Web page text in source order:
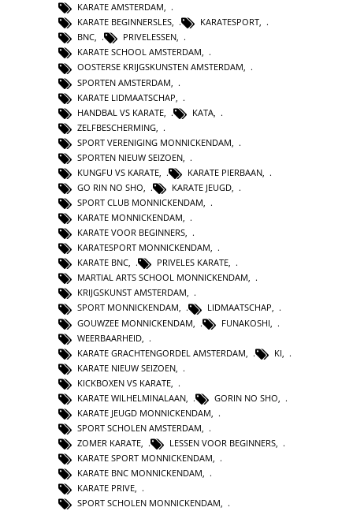
KARATE AMSTERDAM,
KARATE BEGINNERSLES, KARATESPORT,
BNC, PRIVELESSEN,
KARATE SCHOOL AMSTERDAM,
OOSTERSE KRIJGSKUNSTEN AMSTERDAM,
SPORTEN AMSTERDAM
KARATE LIDMAATSCHAP
HANDBAL VS KARATE
KATA
ZELFBESCHERMING
SPORT VERENIGING MONNICKENDAM
SPORTEN NIEUW SEIZOEN
KUNGFU VS KARATE
KARATE PIERBAAN
GO RIN NO SHO
KARATE JEUGD
SPORT CLUB MONNICKENDAM,
KARATE MONNICKENDAM,
KARATE VOOR BEGINNERS,
KARATESPORT MONNICKENDAM,
KARATE BNC, PRIVELES KARATE,
MARTIAL ARTS SCHOOL MONNICKENDAM,
KRIJGSKUNST AMSTERDAM,
SPORT MONNICKENDAM, LIDMAATSCHAP,
GOUWZEE MONNICKENDAM
FUNAKOSHI
WEERBAARHEID
KARATE GRACHTENGORDEL AMSTERDAM
KI
KARATE NIEUW SEIZOEN
KICKBOXEN VS KARATE
KARATE WILHELMINALAAN
GORIN NO SHO
KARATE JEUGD MONNICKENDAM
SPORT SCHOLEN AMSTERDAM
ZOMER KARATE, LESSEN VOOR BEGINNERS,
KARATE SPORT MONNICKENDAM,
KARATE BNC MONNICKENDAM,
KARATE PRIVE,
SPORT SCHOLEN MONNICKENDAM,